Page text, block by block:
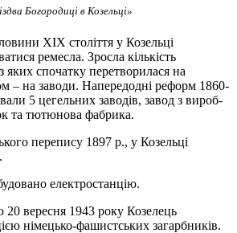
Богородиці в Козельці»
XIX століття у Козельці
ремесла. Зрос­ла кількість
яких спочатку перетворилася на
– на заводи. Напередодні реформ 1860-
5 цегельних заводів, завод з ви­роб­
та тютюнова фабрика.
перепису 1897 р., у Козельці
електростанцію.
20 вересня 1943 року Козелець
німецько-фашистських загарбників.